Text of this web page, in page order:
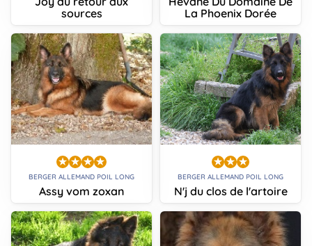
sources
La Phoenix Dorée
BERGER ALLEMAND POIL LONG
Assy vom zoxan
BERGER ALLEMAND POIL LONG
N'j du clos de l'artoire